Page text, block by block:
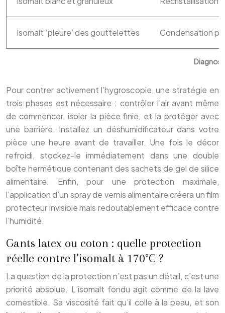
Isomalt ‘pleure’ des gouttelettes Condensation
Pour contrer activement l’hygroscopie, une stratégie en
trois phases est nécessaire : contrôler l’air avant même
de commencer, isoler la pièce finie, et la protéger avec
une barrière. Installez un déshumidificateur dans votre
pièce une heure avant de travailler. Une fois le décor
refroidi, stockez-le immédiatement dans une double
boîte hermétique contenant des sachets de gel de silice
alimentaire. Enfin, pour une protection maximale,
l’application d’un spray de vernis alimentaire créera un film
protecteur invisible mais redoutablement efficace contre
l’humidité.
Gants latex ou coton : quelle protection
réelle contre l’isomalt à 170°C ?
La question de la protection n’est pas un détail, c’est une
priorité absolue. L’isomalt fondu agit comme de la lave
comestible. Sa viscosité fait qu’il colle à la peau, et son